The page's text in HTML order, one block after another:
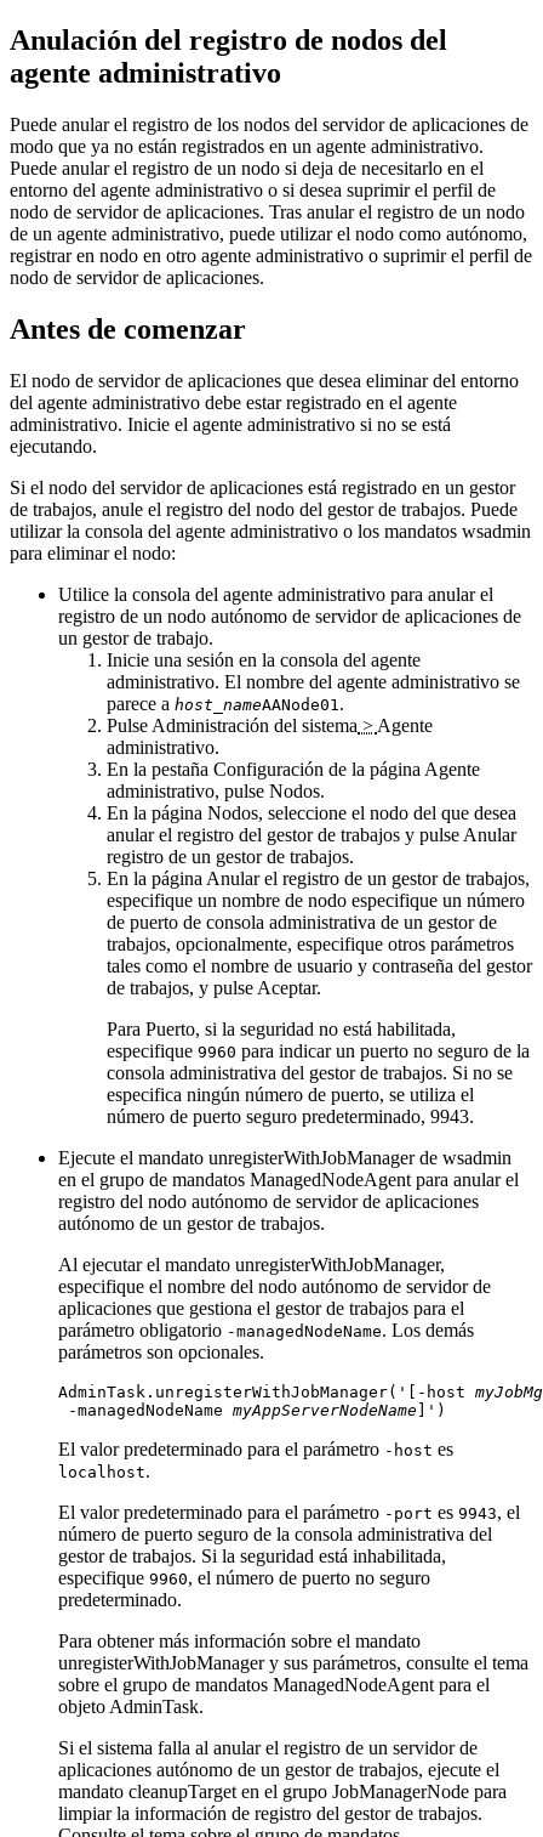
Anulación del registro de nodos del
agente administrativo
Puede anular el registro de los nodos del servidor de aplicaciones de
modo que ya no están registrados en un agente administrativo.
Puede anular el registro de un nodo si deja de necesitarlo en el
entorno del agente administrativo o si desea suprimir el perfil de
nodo de servidor de aplicaciones. Tras anular el registro de un nodo
de un agente administrativo, puede utilizar el nodo como autónomo,
registrar en nodo en otro agente administrativo o suprimir el perfil de
nodo de servidor de aplicaciones.
Antes de comenzar
El nodo de servidor de aplicaciones que desea eliminar del entorno
del agente administrativo debe estar registrado en el agente
administrativo. Inicie el agente administrativo si no se está
ejecutando.
Si el nodo del servidor de aplicaciones está registrado en un gestor
de trabajos, anule el registro del nodo del gestor de trabajos. Puede
utilizar la consola del agente administrativo o los mandatos wsadmin
para eliminar el nodo:
Utilice la consola del agente administrativo para anular el
registro de un nodo autónomo de servidor de aplicaciones de
un gestor de trabajo.
Inicie una sesión en la consola del agente
administrativo. El nombre del agente administrativo se
parece a host_nameAANode01 .
Pulse Administración del sistema > Agente
administrativo.
En la pestaña Configuración de la página Agente
administrativo, pulse Nodos.
En la página Nodos, seleccione el nodo del que desea
anular el registro del gestor de trabajos y pulse Anular
registro de un gestor de trabajos.
En la página Anular el registro de un gestor de trabajos,
especifique un nombre de nodo especifique un número
de puerto de consola administrativa de un gestor de
trabajos, opcionalmente, especifique otros parámetros
tales como el nombre de usuario y contraseña del gestor
de trabajos, y pulse Aceptar.
Para Puerto, si la seguridad no está habilitada,
especifique 9960 para indicar un puerto no seguro de la
consola administrativa del gestor de trabajos. Si no se
especifica ningún número de puerto, se utiliza el
número de puerto seguro predeterminado, 9943.
Ejecute el mandato unregisterWithJobManagerde wsadmin
en el grupo de mandatos ManagedNodeAgent para anular el
registro del nodo autónomo de servidor de aplicaciones
autónomo de un gestor de trabajos.
Al ejecutar el mandato unregisterWithJobManager,
especifique el nombre del nodo autónomo de servidor de
aplicaciones que gestiona el gestor de trabajos para el
parámetro obligatorio -managedNodeName. Los demás
parámetros son opcionales.
AdminTask.unregisterWithJobManager('[-host
-managedNodeName myAppServerNodeName]')
El valor predeterminado para el parámetro -host es
localhost.
El valor predeterminado para el parámetro -port es 9943, el
número de puerto seguro de la consola administrativa del
gestor de trabajos. Si la seguridad está inhabilitada,
especifique 9960, el número de puerto no seguro
predeterminado.
Para obtener más información sobre el mandato
unregisterWithJobManager y sus parámetros, consulte el tema
sobre el grupo de mandatos ManagedNodeAgent para el
objeto AdminTask.
Si el sistema falla al anular el registro de un servidor de
aplicaciones autónomo de un gestor de trabajos, ejecute el
mandato cleanupTarget en el grupo JobManagerNode para
limpiar la información de registro del gestor de trabajos.